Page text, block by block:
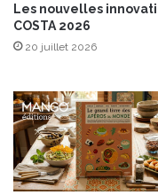
Les nouvelles
COSTA 2026
20 juillet 2026